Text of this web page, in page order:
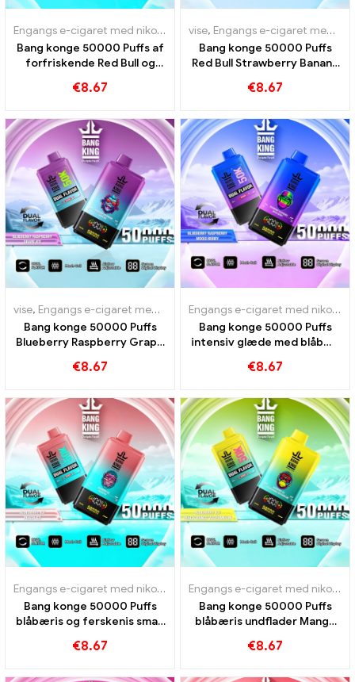
Engangs e-cigaret med nikotin Engangs e-cigaretter,Engangs e-
Bang konge 50000 Puffs af
forfriskende Red Bull og
€8.67
vise, Engangs e-cigaret med nikotin
Bang konge 50000 Puffs
Red Bull Strawberry Banana
€8.67
vise, Engangs e-cigaret med nikotin ,Engangs e-cigaretter ,
Bang konge 50000 Puffs
Blueberry Raspberry Grape
€8.67
Engangs e-cigaret med nikotin
Bang konge 50000 Puffs
intensiv glæde med blåbær
€8.67
Engangs e-cigaret med nikotin Engangs e-cigaretter ,Engangs e-
Bang konge 50000 Puffs
blåbæris og ferskenis smag
€8.67
Engangs e-cigaret med nikotin
Bang konge 50000 Puffs
blåbæris undflader Mango
€8.67